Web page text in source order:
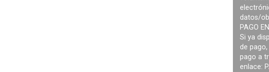
datos/
PAGO
Si ya
de
pago a
enlace: